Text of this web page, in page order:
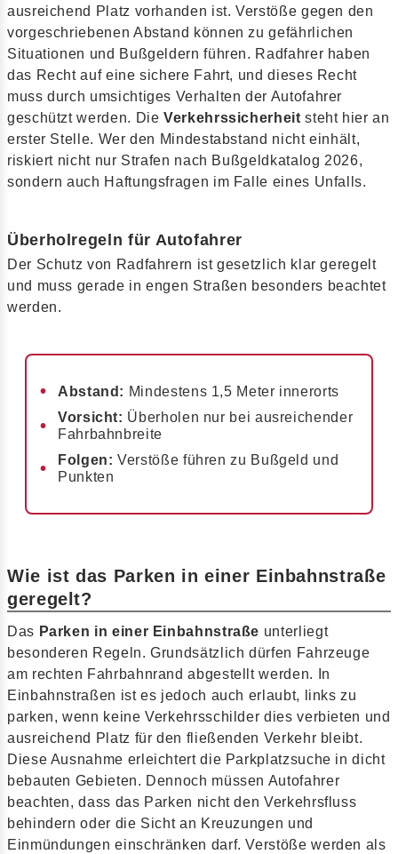
ausreichend Platz vorhanden ist. Verstöße gegen den
vorgeschriebenen Abstand können zu gefährlichen
Situationen und Bußgeldern führen. Radfahrer haben
das Recht auf eine sichere Fahrt, und dieses Recht
muss durch umsichtiges Verhalten der Autofahrer
geschützt werden. DieVerkehrssicherheit steht hier an
erster Stelle. Wer den Mindestabstand nicht einhält,
riskiert nicht nur Strafen nach Bußgeldkatalog 2026,
sondern auch Haftungsfragen im Falle eines Unfalls.
Überholregeln für Autofahrer
Der Schutz von Radfahrern ist gesetzlich klar geregelt
und muss gerade in engen Straßen besonders beachtet
werden.
Abstand: Mindestens 1,5 Meter innerorts
Vorsicht: Überholen nur bei ausreichender
Fahrbahnbreite
Folgen: Verstöße führen zu Bußgeld und
Punkten
Wie ist das Parken in einer Einbahnstraße
geregelt?
Das Parken in einer Einbahnstraße unterliegt
besonderen Regeln. Grundsätzlich dürfen Fahrzeuge
am rechten Fahrbahnrand abgestellt werden. In
Einbahnstraßen ist es jedoch auch erlaubt, links zu
parken, wenn keine Verkehrsschilder dies verbieten und
ausreichend Platz für den fließenden Verkehr bleibt.
Diese Ausnahme erleichtert die Parkplatzsuche in dicht
bebauten Gebieten. Dennoch müssen Autofahrer
beachten, dass das Parken nicht den Verkehrsfluss
behindern oder die Sicht an Kreuzungen und
Einmündungen einschränken darf. Verstöße werden als